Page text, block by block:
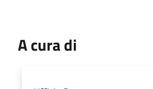
A cura di